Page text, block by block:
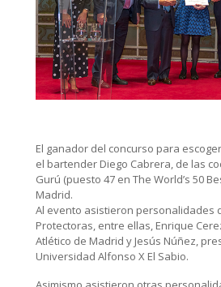
El ganador del concurso para
el bartender Diego Cabrera, de las
Gurú (puesto 47 en The World’s 50
Madrid.
Al evento asistieron personalidades
Protectoras, entre ellas, Enrique
Atlético de Madrid y Jesús Núñez,
Universidad Alfonso X El Sabio.